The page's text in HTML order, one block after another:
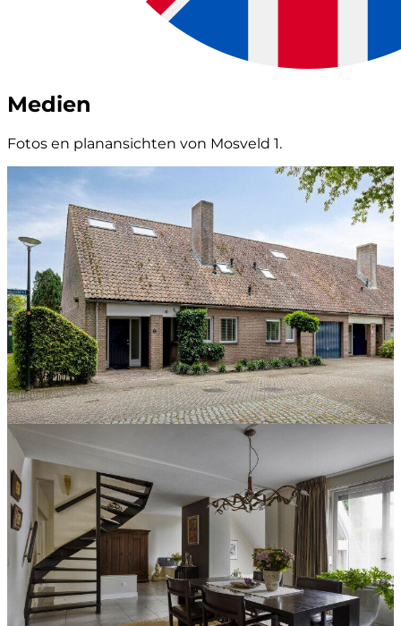
Medien
Fotos en planansichten von Mosveld 1.